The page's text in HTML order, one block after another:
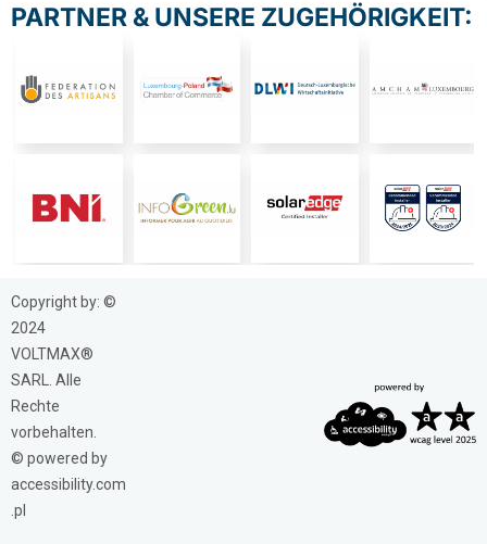
PARTNER & UNSERE ZUGEHÖRIGKEIT:
Copyright by: ©
2024
VOLTMAX®
SARL. Alle
Rechte
vorbehalten.
© powered by
accessibility.com
.pl